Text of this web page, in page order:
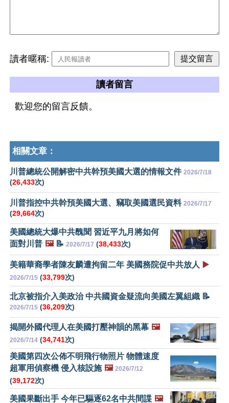
讀者暱稱:
讀者留言
歡迎您的留言反饋。
相關文章：
川普總統公開解密中共幹預美國大選的情報文件 2026/7/18
(26,433次)
川普指控中共幹預美國大選、竊取美國選民資料 2026/7/17
(29,664次)
美國總統大爆中共醜聞 習近平九月將如何
面對川普 🖼️📝 2026/7/17 (38,433次)
美籍華裔學者陳友麟遭拘留二年 美國務院促中共放人 ▶️
2026/7/15 (33,799次)
北京被指介入美政治 中共國資金疑流向美國左翼組織 📝
2026/7/15 (36,209次)
揭開外國代理人在美國打壓神韻的黑幕 🖼️
2026/7/14 (34,741次)
美國第四次公佈不明飛行物照片 物體速度
超軍用偵察機 侵入核設施 🖼️ 2026/7/12
(39,172次)
美國果斷出手 今年已驅逐62名中共間諜 🖼️